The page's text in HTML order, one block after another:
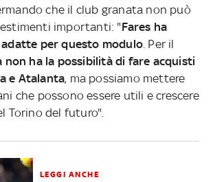
che il club granata non può
importanti: "Fares ha
per questo modulo . Per il
non ha la possibilità di fare acquisti
e Atalanta, ma possiamo mettere
che possono essere utili e crescere
Torino del futuro".
LEGGI ANCHE